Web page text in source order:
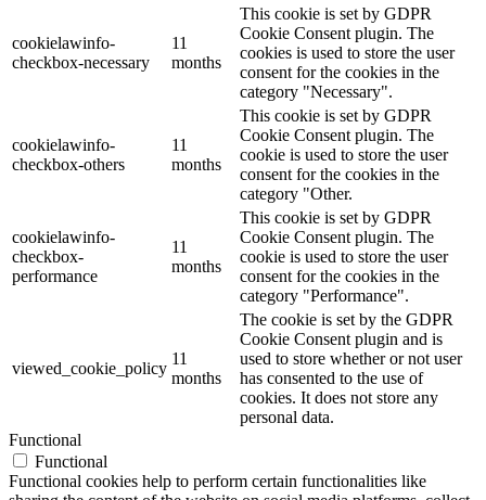
cookielawinfo-
checkbox-necessary
11
months
This cookie is set by GDPR
Cookie Consent plugin. The
cookies is used to store the user
consent for the cookies in the
category "Necessary".
cookielawinfo-
checkbox-others
11
months
This cookie is set by GDPR
Cookie Consent plugin. The
cookie is used to store the user
consent for the cookies in the
category "Other.
cookielawinfo-
checkbox-
performance
11
months
This cookie is set by GDPR
Cookie Consent plugin. The
cookie is used to store the user
consent for the cookies in the
category "Performance".
viewed_cookie_policy
11
months
The cookie is set by the GDPR
Cookie Consent plugin and is
used to store whether or not user
has consented to the use of
cookies. It does not store any
personal data.
Functional
Functional
Functional cookies help to perform certain functionalities like